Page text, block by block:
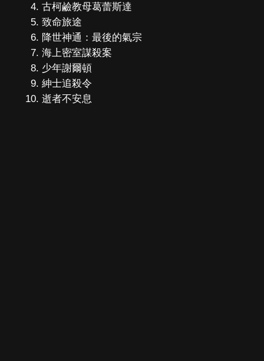
古柯鹼教母葛蕾斯達
致命旅途
降世神通：最後的氣宗
海上密室謀殺案
少年謝爾頓
紳士追殺令
逝者不安息